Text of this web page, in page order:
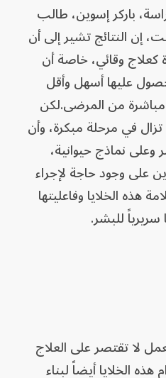
باركر إسوين، طالب
إن النتائج تشير إلى أن
كعلاج وقائي، خاصة أن
عليها أسهل وأقل
مباشرة من المرضى.لكن
تزال في مرحلة مبكرة، وأن
نماذج حيوانية،
وجود حاجة لإجراء
هذه الخلايا وفاعليتها
للبشر.
لا تقتصر على العلاج
الخلايا أيضاً لبناء